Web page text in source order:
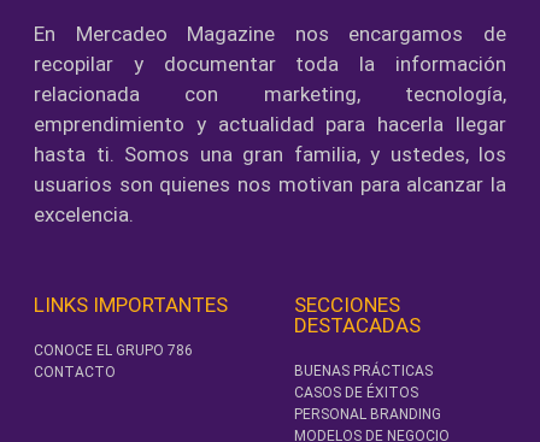
En Mercadeo Magazine nos encargamos de
recopilar y documentar toda la información
relacionada con marketing, tecnología,
emprendimiento y actualidad para hacerla llegar
hasta ti. Somos una gran familia, y ustedes, los
usuarios son quienes nos motivan para alcanzar la
excelencia.
LINKS IMPORTANTES
CONOCE EL GRUPO 786
CONTACTO
SECCIONES
DESTACADAS
BUENAS PRÁCTICAS
CASOS DE ÉXITOS
PERSONAL BRANDING
MODELOS DE NEGOCIO